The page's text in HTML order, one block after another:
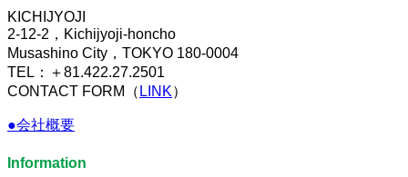
KICHIJYOJI
2-12-2，Kichijyoji-honcho
Musashino City，TOKYO 180-0004
TEL：＋81.422.27.2501
CONTACT FORM（ LINK）
●会社概要
Information